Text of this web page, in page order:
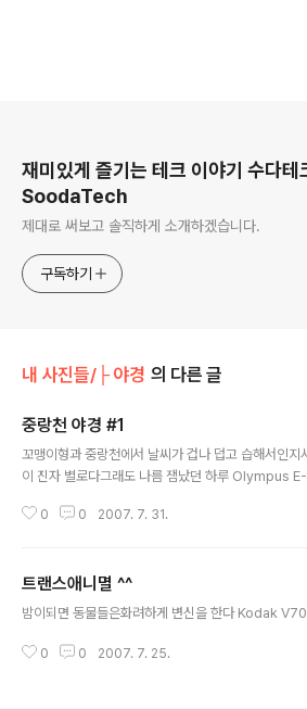
재미있게 즐기는 테크 이야기 수다테
SoodaTech
제대로 써보고 솔직하게 소개하겠습니다.
구독하기
내 사진들/├ 야경 의 다른 글
중랑천 야경 #1
꼬맹이형과 중랑천에서 날씨가 겁나 덥고 습해서인지
이 진자 별로다그래도 나름 잼났던 하루 Olympus E-
0 0 2007. 7. 31.
트랜스애니멸 ^^
밤이되면 동물들은화려하게 변신을 한다 Kodak
0 0 2007. 7. 25.